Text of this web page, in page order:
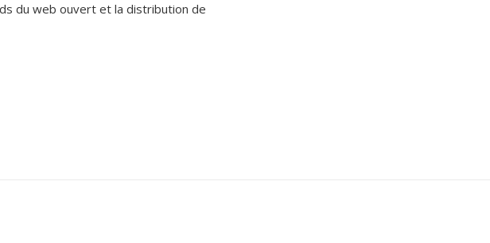
du web ouvert et la distribution de